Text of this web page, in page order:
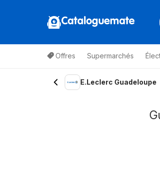
Cataloguemate
Offres Supermarchés
E.Leclerc Guadeloupe